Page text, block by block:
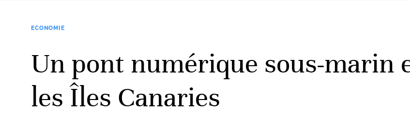
ECONOMIE
Un pont numérique sous-marin
les Îles Canaries